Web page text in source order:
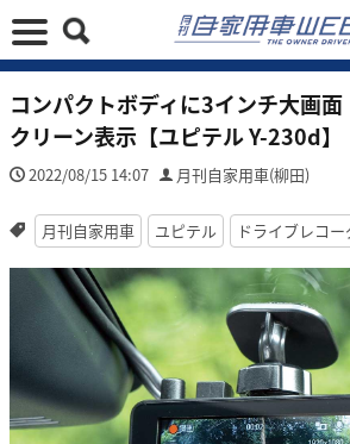
コンパクトボディに3インチ大画
クリーン表示【ユピテル Y-230d】
2022/08/15 14:07 月刊自家用車(柳田)
月刊自家用車 ユピテル ドライブレコー